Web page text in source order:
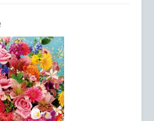
-Inspectoratul Școlar
Mehedinți